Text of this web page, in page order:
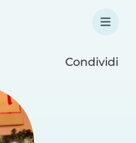
Condividi